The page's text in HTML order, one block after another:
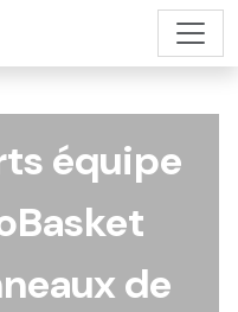
équipe
de